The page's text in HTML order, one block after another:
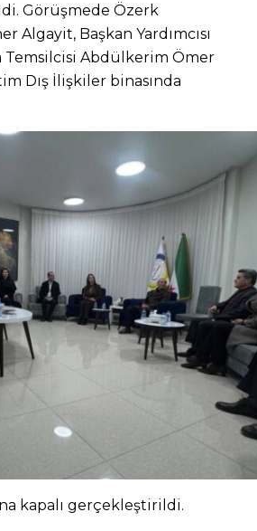
Görüşmede Özerk
Algayit, Başkan Yardımcısı
Temsilcisi Abdülkerim Ömer
Dış İlişkiler binasında
kapalı gerçekleştirildi.